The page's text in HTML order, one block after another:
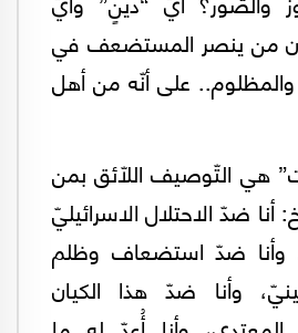
من ينصر المستضعف في
على أنّه من أهل
هي التّوصيف اللّائق بمن
ضدّ الاحتلال الاسرائيليّ
ضدّ استضعاف وظلم
وأنا ضدّ هذا الكيان